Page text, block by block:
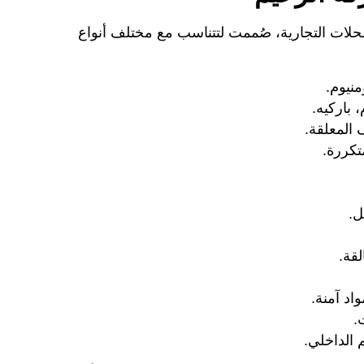
التجارية، صُممت لتتناسب مع مختلف أنواع
باركيه.
المعلقة.
آمنة.
الداخلي.